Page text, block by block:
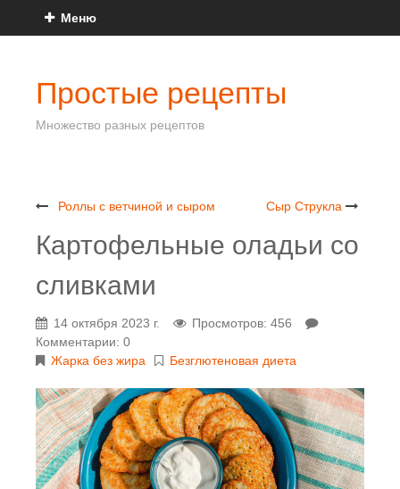
Меню
Простые рецепты
Множество разных рецептов
Роллы с ветчиной и сыром Сыр Струкла
Картофельные оладьи со
сливками
14 октября 2023 г.
Просмотров: 456
Комментарии: 0
Жарка без жира
Безглютеновая диета